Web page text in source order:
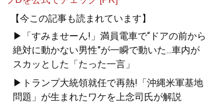
【今この記事も読まれています】
▶「すみませーん!」満員電車で“ドアの前から
絶対に動かない男性”が一瞬で動いた...車内が
スカッとした「たった一言」
▶トランプ大統領就任で再熱!「沖縄米軍基地
問題」が生まれたワケを上念司氏が解説